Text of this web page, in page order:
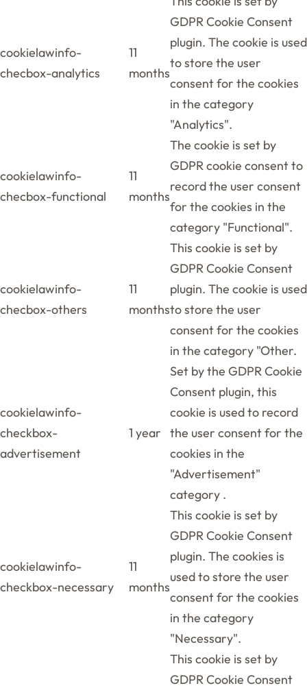
cookielawinfo-
checbox-analytics
11
months
GDPR Cookie Consent
plugin. The cookie is used
to store the user
consent for the cookies
in the category
"Analytics".
cookielawinfo-
checbox-functional
11
months
The cookie is set by
GDPR cookie consent to
record the user consent
for the cookies in the
category "Functional".
cookielawinfo-
checbox-others
11
months
This cookie is set by
GDPR Cookie Consent
plugin. The cookie is used
to store the user
consent for the cookies
in the category "Other.
cookielawinfo-
checkbox-
advertisement
1 year
Set by the GDPR Cookie
Consent plugin, this
cookie is used to record
the user consent for the
cookies in the
"Advertisement"
category .
cookielawinfo-
checkbox-necessary
11
months
This cookie is set by
GDPR Cookie Consent
plugin. The cookies is
used to store the user
consent for the cookies
in the category
"Necessary".
This cookie is set by
GDPR Cookie Consent